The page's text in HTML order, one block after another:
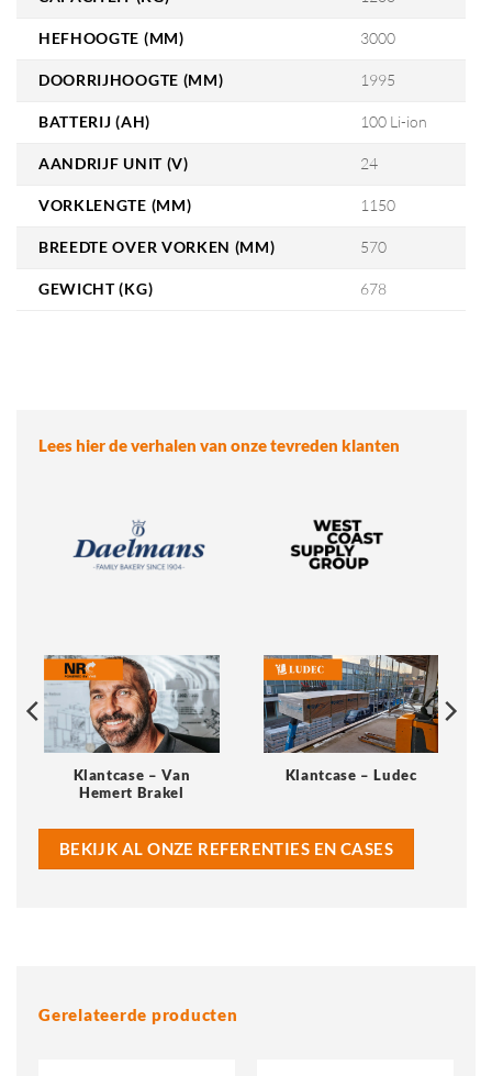
HEFHOOGTE (MM) 3000
DOORRIJHOOGTE (MM) 1995
BATTERIJ (AH) 100 Li-ion
AANDRIJF UNIT (V) 24
VORKLENGTE (MM) 1150
BREEDTE OVER VORKEN (MM) 570
GEWICHT (KG) 678
Lees hier de verhalen van onze tevreden klanten
Klantcase – Van
Hemert Brakel
Klantcase – Ludec
BEKIJK AL ONZE REFERENTIES EN CASES
Gerelateerde producten